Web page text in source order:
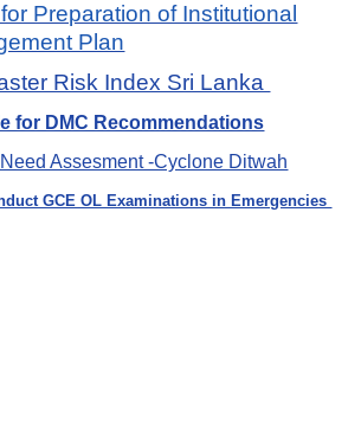
Preparation of Institutional
Plan
Risk Index Sri Lanka
for DMC Recommendations
Assesment -Cyclone Ditwah
GCE OL Examinations in Emergencies